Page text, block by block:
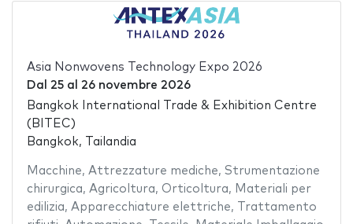
Asia Nonwovens Technology Expo 2026
Dal 25al 26 novembre 2026
Bangkok International Trade & Exhibition Centre
(BITEC)
Bangkok, Tailandia
Macchine, Attrezzature mediche, Strumentazione
chirurgica, Agricoltura, Orticoltura, Materiali per
edilizia, Apparecchiature elettriche,
Trattamento